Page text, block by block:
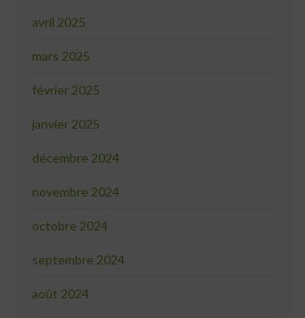
avril 2025
mars 2025
février 2025
janvier 2025
décembre 2024
novembre 2024
octobre 2024
septembre 2024
août 2024